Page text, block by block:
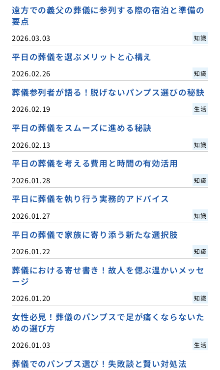
遠方での義父の葬儀に参列する際の宿泊と準備の
要点
2026.03.03 知識
平日の葬儀を選ぶメリットと心構え
2026.02.26 知識
葬儀参列者が語る！脱げないパンプス選びの秘訣
2026.02.19 生活
平日の葬儀をスムーズに進める秘訣
2026.02.13 知識
平日の葬儀を考える費用と時間の有効活用
2026.01.28 知識
平日に葬儀を執り行う実務的アドバイス
2026.01.27 知識
平日の葬儀で家族に寄り添う新たな選択肢
2026.01.22 知識
葬儀における寄せ書き！故人を偲ぶ温かいメッセ
ージ
2026.01.20 知識
女性必見！葬儀のパンプスで足が痛くならないた
めの選び方
2026.01.03 生活
葬儀でのパンプス選び！失敗談と賢い対処法